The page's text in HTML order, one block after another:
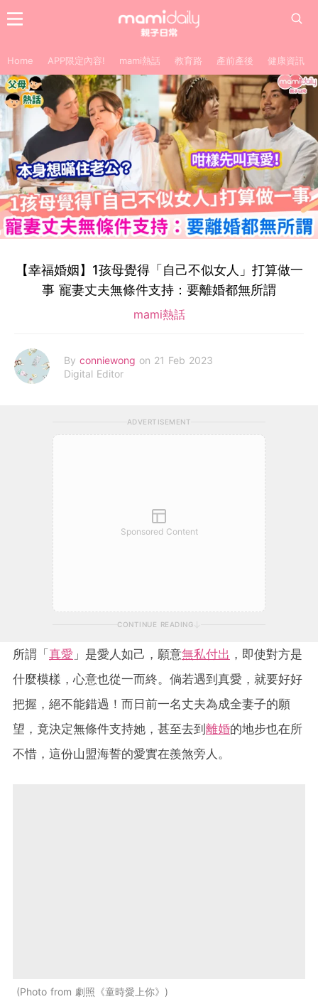
Home APP限定內容! mami熱話 教育路 產前產後 健康資訊
【幸福婚姻】1孩母覺得「自己不似女人」打算做一
事 寵妻丈夫無條件支持：要離婚都無所謂
mami熱話
By conniewong on 21 Feb 2023
Digital Editor
ADVERTISEMENT
Sponsored Content
CONTINUE READING
所謂「真愛 」是愛人如己，願意無私付出 ，即使對方是
什麼模樣，心意也從一而終。倘若遇到真愛，就要好好
把握，絕不能錯過！而日前一名丈夫為成全妻子的願
望，竟決定無條件支持她，甚至去到離婚的地步也在所
不惜，這份山盟海誓的愛實在羨煞旁人。
Photo from 劇照《童時愛上你》